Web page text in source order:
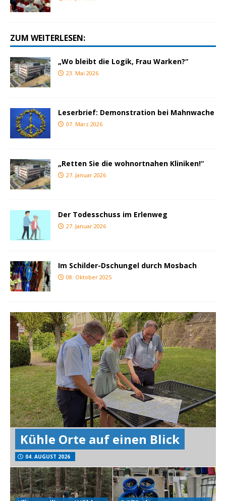
ZUM WEITERLESEN:
„Wo bleibt die Logik, Frau Warken?“
23. Mai 2026
Leserbrief: Demonstration bei Mahnwache
07. März 2026
„Retten Sie die wohnortnahen Kliniken!“
27. Januar 2026
Der Todesschuss im Erlenweg
27. Januar 2026
Im Schilder-Dschungel durch Mosbach
08. Oktober 2025
Kühle Orte auf einen Blick
04. AUGUST 2026